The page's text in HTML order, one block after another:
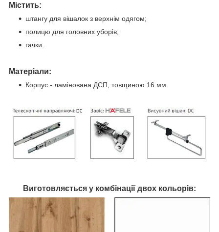
Містить:
штангу для вішалок з верхнім одягом;
полицю для головних уборів;
гачки.
Матеріали:
Корпус - ламінована ДСП, товщиною 16 мм.
Виготовляється у комбінації двох кольорів: